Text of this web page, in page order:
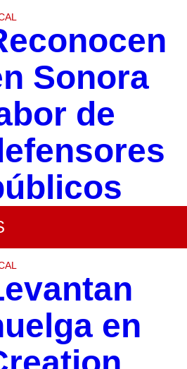
Sonora
de
en